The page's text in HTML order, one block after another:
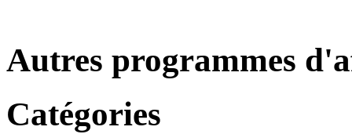
Autres programmes
Catégories